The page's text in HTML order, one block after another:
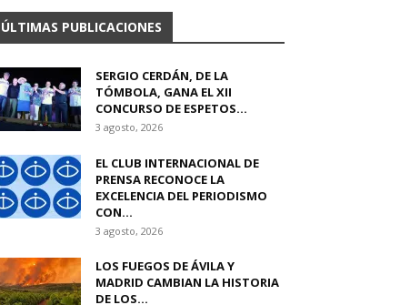
ÚLTIMAS PUBLICACIONES
SERGIO CERDÁN, DE LA
TÓMBOLA, GANA EL XII
CONCURSO DE ESPETOS...
3 agosto, 2026
EL CLUB INTERNACIONAL DE
PRENSA RECONOCE LA
EXCELENCIA DEL PERIODISMO
CON...
3 agosto, 2026
LOS FUEGOS DE ÁVILA Y
MADRID CAMBIAN LA HISTORIA
DE LOS...